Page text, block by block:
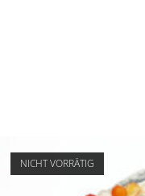
NICHT VORRÄTIG